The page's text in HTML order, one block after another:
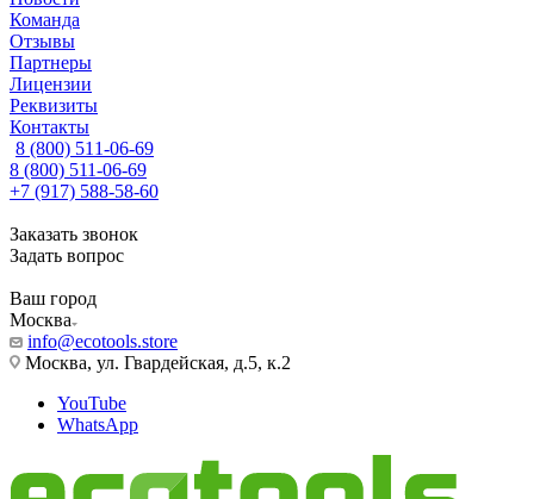
Команда
Отзывы
Партнеры
Лицензии
Реквизиты
Контакты
8 (800) 511-06-69
8 (800) 511-06-69
+7 (917) 588-58-60
Заказать звонок
Задать вопрос
Ваш город
Москва
info@ecotools.store
Москва, ул. Гвардейская, д.5, к.2
YouTube
WhatsApp